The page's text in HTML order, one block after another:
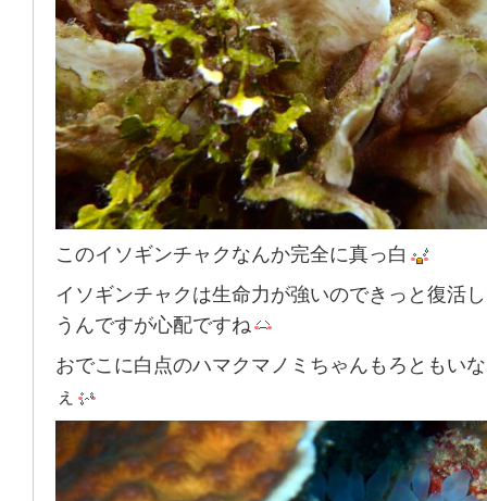
このイソギンチャクなんか完全に真っ白
イソギンチャクは生命力が強いのできっと復活
うんですが心配ですね
おでこに白点のハマクマノミちゃんもろともい
ぇ